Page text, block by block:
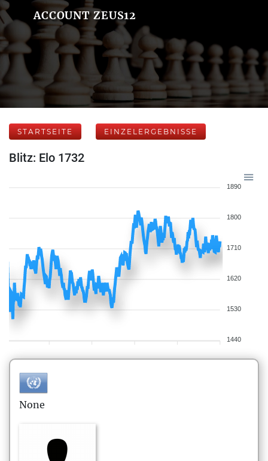
ACCOUNT ZEUS12
STARTSEITE EINZELERGEBNISSE
Blitz: Elo 1732
1890
1800
1710
1620
1530
1440
None